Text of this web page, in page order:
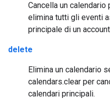
Cancella un
elimina tutti gli eventi
principale di un
delete
Elimina un calendario
calendars.clear per
calendari principali.